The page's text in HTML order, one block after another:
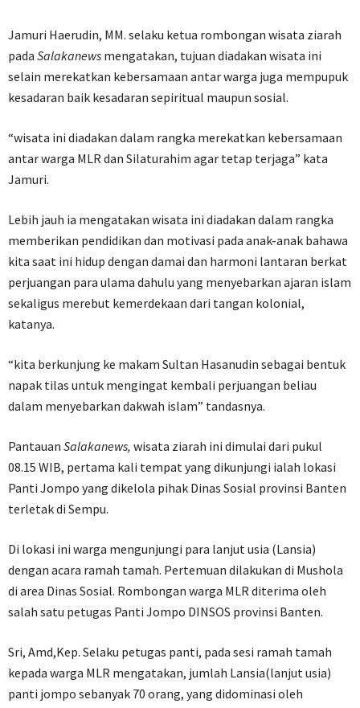
Jamuri Haerudin, MM. selaku ketua rombongan wisata ziarah
pada Salakanews mengatakan, tujuan diadakan wisata ini
selain merekatkan kebersamaan antar warga juga mempupuk
kesadaran baik kesadaran sepiritual maupun sosial.
“wisata ini diadakan dalam rangka merekatkan kebersamaan
antar warga MLR dan Silaturahim agar tetap terjaga” kata
Jamuri.
Lebih jauh ia mengatakan wisata ini diadakan dalam rangka
memberikan pendidikan dan motivasi pada anak-anak bahawa
kita saat ini hidup dengan damai dan harmoni lantaran berkat
perjuangan para ulama dahulu yang menyebarkan ajaran islam
sekaligus merebut kemerdekaan dari tangan kolonial,
katanya.
“kita berkunjung ke makam Sultan Hasanudin sebagai bentuk
napak tilas untuk mengingat kembali perjuangan beliau
dalam menyebarkan dakwah islam” tandasnya.
Pantauan Salakanews, wisata ziarah ini dimulai dari pukul
08.15 WIB, pertama kali tempat yang dikunjungi ialah lokasi
Panti Jompo yang dikelola pihak Dinas Sosial provinsi Banten
terletak di Sempu.
Di lokasi ini warga mengunjungi para lanjut usia (Lansia)
dengan acara ramah tamah. Pertemuan dilakukan di Mushola
di area Dinas Sosial. Rombongan warga MLR diterima oleh
salah satu petugas Panti Jompo DINSOS provinsi Banten.
Sri, Amd,Kep. Selaku petugas panti, pada sesi ramah tamah
kepada warga MLR mengatakan, jumlah Lansia(lanjut usia)
panti jompo sebanyak 70 orang, yang didominasi oleh